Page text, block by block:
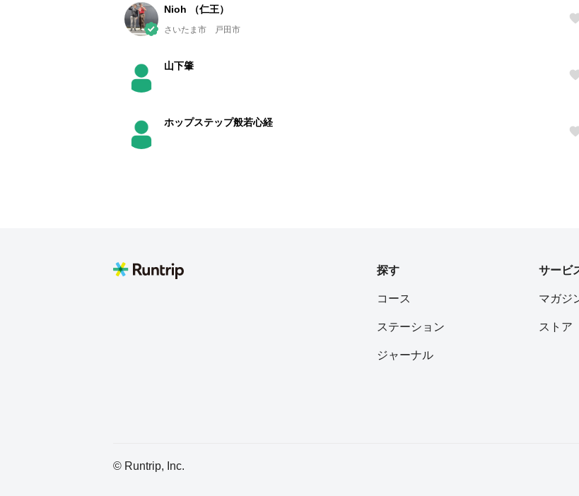
Nioh （仁王）
さいたま市 戸田市
山下肇
ホップステップ般若心経
うめ
探す
コース
ステーション
ジャーナル
サービ
マガジ
ストア
© Runtrip, Inc.